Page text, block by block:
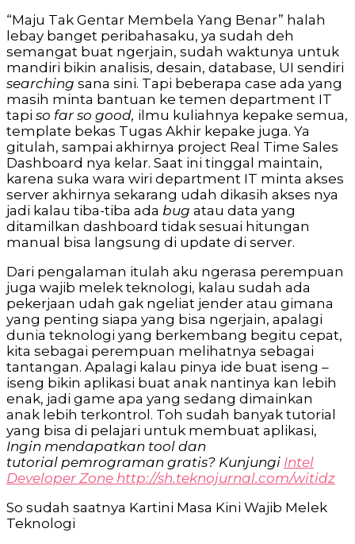
“Maju Tak Gentar Membela Yang Benar” halah
lebay banget peribahasaku, ya sudah deh
semangat buat ngerjain, sudah waktunya untuk
mandiri bikin analisis, desain, database, UI sendiri
searching sana sini. Tapi beberapa case ada yang
masih minta bantuan ke temen department IT
tapi so far so good, ilmu kuliahnya kepake semua,
template bekas Tugas Akhir kepake juga. Ya
gitulah, sampai akhirnya project Real Time Sales
Dashboard nya kelar. Saat ini tinggal maintain,
karena suka wara wiri department IT minta akses
server akhirnya sekarang udah dikasih akses nya
jadi kalau tiba-tiba ada bug atau data yang
ditamilkan dashboard tidak sesuai hitungan
manual bisa langsung di update di server.
Dari pengalaman itulah aku ngerasa perempuan
juga wajib melek teknologi, kalau sudah ada
pekerjaan udah gak ngeliat jender atau gimana
yang penting siapa yang bisa ngerjain, apalagi
dunia teknologi yang berkembang begitu cepat,
kita sebagai perempuan melihatnya sebagai
tantangan. Apalagi kalau pinya ide buat iseng –
iseng bikin aplikasi buat anak nantinya kan lebih
enak, jadi game apa yang sedang dimainkan
anak lebih terkontrol. Toh sudah banyak tutorial
yang bisa di pelajari untuk membuat aplikasi,
Ingin mendapatkan tool dan
tutorial pemrograman gratis? Kunjungi Intel
Developer Zone http://sh.teknojurnal.com/witidz
So sudah saatnya Kartini Masa Kini Wajib Melek
Teknologi